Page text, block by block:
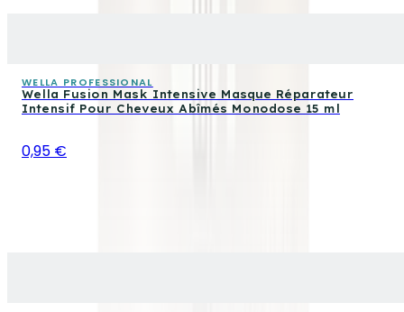
WELLA PROFESSIONAL
Wella Fusion Mask Intensive Masque Réparateur
Intensif Pour Cheveux Abîmés Monodose 15 ml
0,95 €